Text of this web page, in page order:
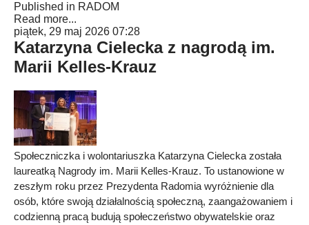
Published in RADOM
Read more...
piątek, 29 maj 2026 07:28
Katarzyna Cielecka z nagrodą im.
Marii Kelles-Krauz
Społeczniczka i wolontariuszka Katarzyna Cielecka została
laureatką Nagrody im. Marii Kelles-Krauz. To ustanowione w
zeszłym roku przez Prezydenta Radomia wyróżnienie dla
osób, które swoją działalnością społeczną, zaangażowaniem i
codzienną pracą budują społeczeństwo obywatelskie oraz